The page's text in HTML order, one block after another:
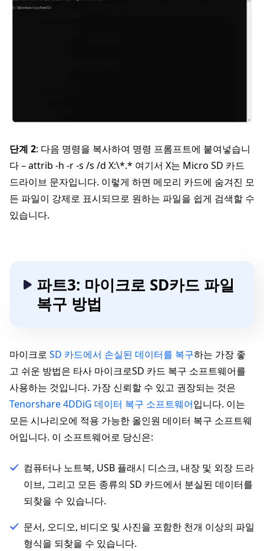
단계 2: 다음 명령을 복사하여 명령 프롬프트에 붙여넣습니
다 – attrib -h -r -s /s /d X:\*.* 여기서 X는 Micro SD 카드
드라이브 문자입니다. 이렇게 하면 메모리 카드에 숨겨진 모
든 파일이 강제로 표시되므로 원하는 파일을 쉽게 검색할 수
있습니다.
파트3: 마이크로 SD카드 파일
복구 방법
마이크로 SD 카드에서 손실된 데이터를 복구하는 가장 좋
고 쉬운 방법은 타사 마이크로SD 카드 복구 소프트웨어를
사용하는 것입니다. 가장 신뢰할 수 있고 권장되는 것은
Tenorshare 4DDiG 데이터 복구 소프트웨어입니다. 이는
모든 시나리오에 적용 가능한 올인원 데이터 복구 소프트웨
어입니다. 이 소프트웨어로 당신은:
컴퓨터나 노트북, USB 플래시 디스크, 내장 및 외장 드라
이브, 그리고 모든 종류의 SD 카드에서 분실된 데이터를
되찾을 수 있습니다.
문서, 오디오, 비디오 및 사진을 포함한 천개 이상의 파일
형식을 되찾을 수 있습니다.